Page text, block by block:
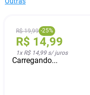
R$ 19,99 -25%
R$ 14,99
1x R$ 14,99s/ juros
Carregando...